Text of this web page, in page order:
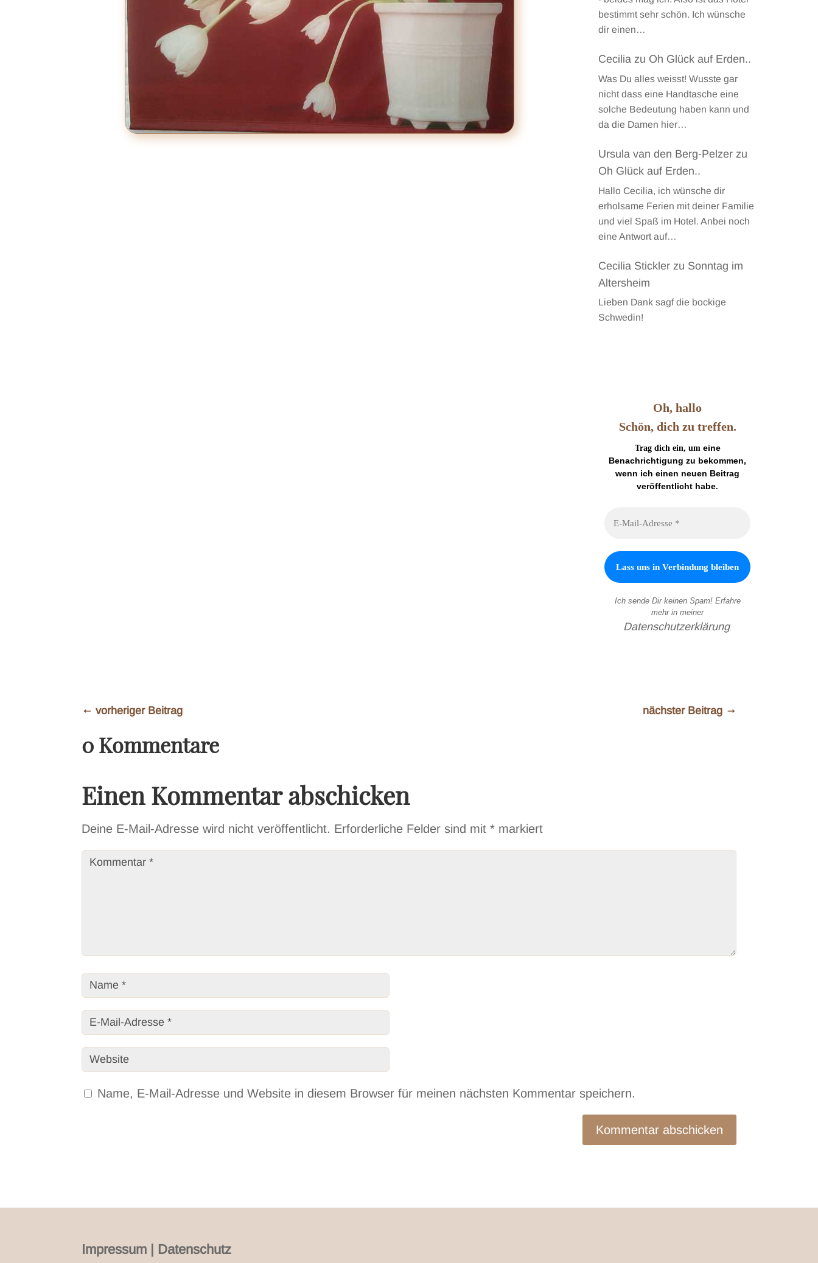
bestimmt sehr schön. Ich wünsche
dir einen…
Cecilia zu Oh Glück auf Erden..
Was Du alles weisst! Wusste gar
nicht dass eine Handtasche eine
solche Bedeutung haben kann und
da die Damen hier…
Ursula van den Berg-Pelzer zu
Oh Glück auf Erden..
Hallo Cecilia, ich wünsche dir
erholsame Ferien mit deiner Familie
und viel Spaß im Hotel. Anbei noch
eine Antwort auf…
Cecilia Stickler zu Sonntag im
Altersheim
Lieben Dank sagf die bockige
Schwedin!
Oh, hallo
Schön, dich zu treffen.
Trag dich ein, um eine
Benachrichtigung zu bekommen,
wenn ich einen neuen Beitrag
veröffentlicht habe.
Ich sende Dir keinen Spam! Erfahre
mehr in meiner
Datenschutzerklärung.
←vorheriger Beitrag nächster Beitrag→
0 Kommentare
Einen Kommentar abschicken
Deine E-Mail-Adresse wird nicht veröffentlicht. Erforderliche Felder sind mit* markiert
Name, E-Mail-Adresse und Website in diesem Browser für meinen nächsten Kommentar speichern.
Kommentar abschicken
Impressum Datenschutz